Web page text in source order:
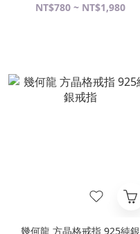
NT$780 ~ NT$1,980
幾何龍 方晶格戒指 925純銀